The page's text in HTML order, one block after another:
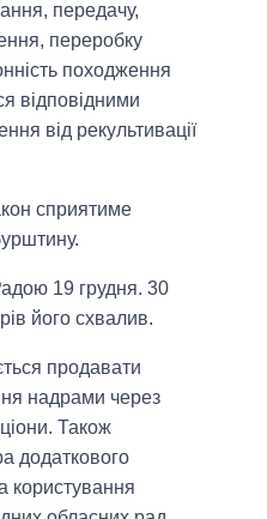
передачу,
переробку
походження
відповідними
від рекультивації
сприятиме
19 грудня. 30
його схвалив.
продавати
надрами через
Також
додаткового
користування